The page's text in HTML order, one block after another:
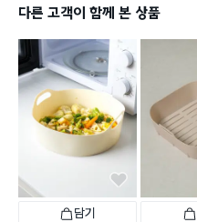
다른 고객이 함께 본 상품
담기